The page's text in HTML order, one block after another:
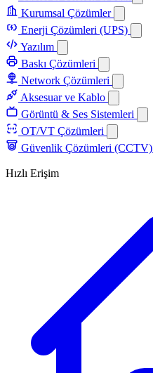
Kurumsal Çözümler
Enerji Çözümleri (UPS)
Yazılım
Baskı Çözümleri
Network Çözümleri
Aksesuar ve Kablo
Görüntü & Ses Sistemleri
OT/VT Çözümleri
Güvenlik Çözümleri (CCTV)
Hızlı Erişim